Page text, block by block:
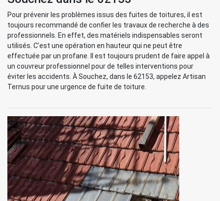
Pour prévenir les problèmes issus des fuites de toitures, il est
toujours recommandé de confier les travaux de recherche à des
professionnels. En effet, des matériels indispensables seront
utilisés. C’est une opération en hauteur qui ne peut être
effectuée par un profane. Il est toujours prudent de faire appel à
un couvreur professionnel pour de telles interventions pour
éviter les accidents. À Souchez, dans le 62153, appelez Artisan
Ternus pour une urgence de fuite de toiture.